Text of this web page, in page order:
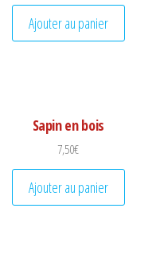
Ajouter au panier
Sapin en bois
7,50€
Ajouter au panier